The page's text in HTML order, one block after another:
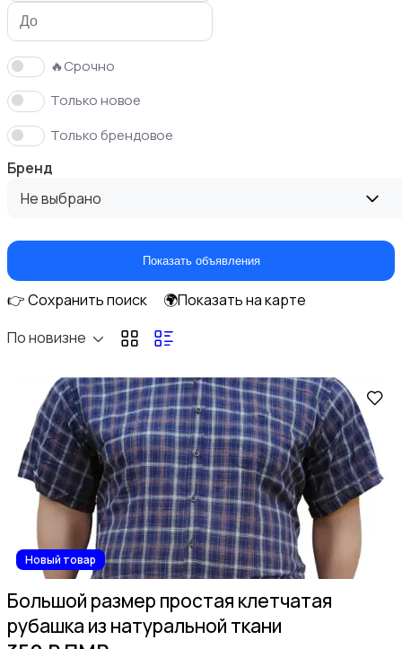
Спортивная одежда
Спецодежда
Свитеры и толстовки
Рубашки
Пиджаки и костюмы
🔥Срочно
Только новое
Только брендовое
Бренд
Не выбрано
Показать объявления
👉 Сохранить поиск
🌍Показать на карте
По новизне
Новый товар
Большой размер простая клетчатая
рубашка из натуральной ткани